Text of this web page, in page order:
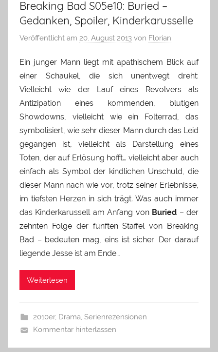
Breaking Bad S05e10: Buried –
Gedanken, Spoiler, Kinderkarusselle
Veröffentlicht am 20. August 2013 von Florian
Ein junger Mann liegt mit apathischem Blick auf
einer Schaukel, die sich unentwegt dreht:
Vielleicht wie der Lauf eines Revolvers als
Antizipation eines kommenden, blutigen
Showdowns, vielleicht wie ein Folterrad, das
symbolisiert, wie sehr dieser Mann durch das Leid
gegangen ist, vielleicht als Darstellung eines
Toten, der auf Erlösung hofft… vielleicht aber auch
einfach als Symbol der kindlichen Unschuld, die
dieser Mann nach wie vor, trotz seiner Erlebnisse,
im tiefsten Herzen in sich trägt. Was auch immer
das Kinderkarussell am Anfang von Buried – der
zehnten Folge der fünften Staffel von Breaking
Bad – bedeuten mag, eins ist sicher: Der darauf
liegende Jesse ist am Ende…
Weiterlesen
2010er, Drama, Serienrezensionen
Kommentar hinterlassen